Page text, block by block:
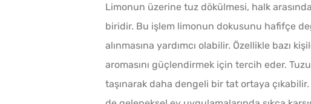
Limonun üzerine tuz dökülmesi, halk
biridir. Bu işlem limonun dokusunu hafifçe
alınmasına yardımcı olabilir. Özellikle bazı
aromasını güçlendirmek için tercih eder.
taşınarak daha dengeli bir tat ortaya